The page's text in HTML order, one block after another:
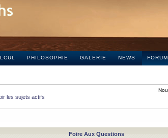
PHILOSOPHIE GALERIE NEWS FORUM
les sujets actifs
Foire Aux Questions